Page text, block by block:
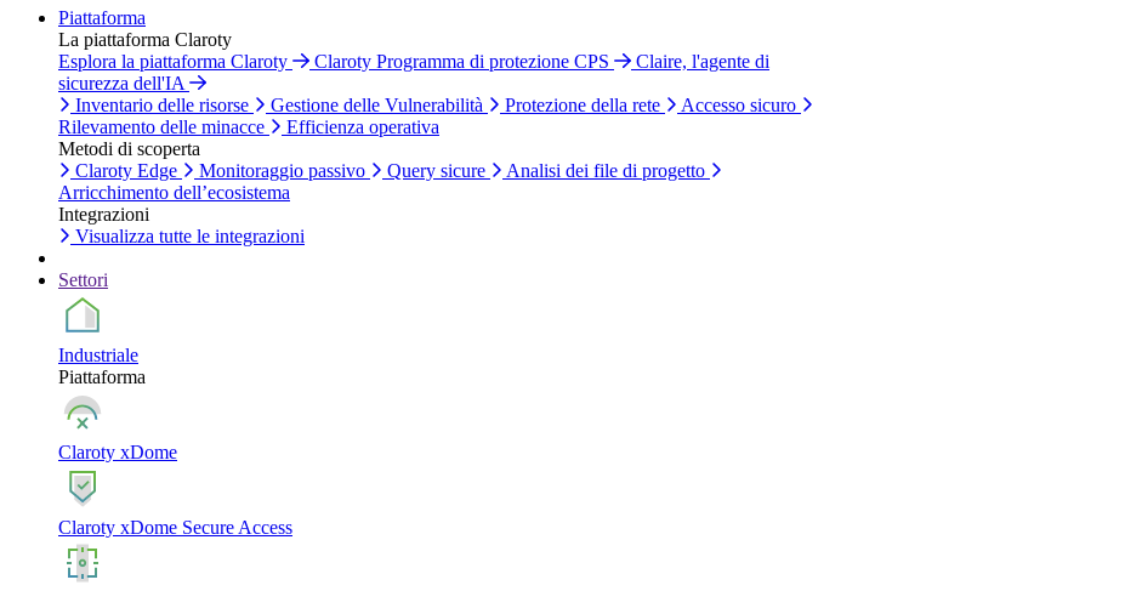
Piattaforma
La piattaforma Claroty
Esplora la piattaforma Claroty
Claroty Programma di protezione CPS
Claire, l'agente di
sicurezza dell'IA
Inventario delle risorse
Gestione delle Vulnerabilità Protezione della rete
Accesso sicuro
Rilevamento delle minacce
Efficienza operativa
Metodi di scoperta
Claroty Edge
Monitoraggio passivo Query sicure
Analisi dei file di progetto
Arricchimento dell’ecosistema
Integrazioni
Visualizza tutte le integrazioni
Settori
Industriale
Piattaforma
Claroty xDome
Claroty xDome Secure Access